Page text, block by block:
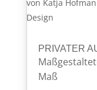
PRIVATER
Maß